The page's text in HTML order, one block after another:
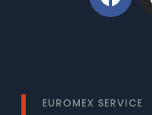
EUROMEX SERVICE